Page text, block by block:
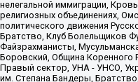
нелегальной иммиграции,
религиозных объединениях,
политического движения
Братство, Клуб Болельщиков
Файзрахманисты,
Боровский, Община Коренного
Правый сектор, УНА - УНСО,
им. Степана Бандеры,